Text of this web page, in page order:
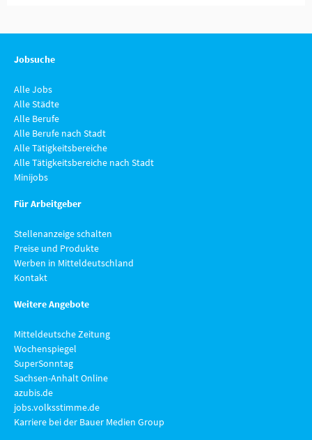
Jobsuche
Alle Jobs
Alle Städte
Alle Berufe
Alle Berufe nach Stadt
Alle Tätigkeitsbereiche
Alle Tätigkeitsbereiche nach Stadt
Minijobs
Für Arbeitgeber
Stellenanzeige schalten
Preise und Produkte
Werben in Mitteldeutschland
Kontakt
Weitere Angebote
Mitteldeutsche Zeitung
Wochenspiegel
SuperSonntag
Sachsen-Anhalt Online
azubis.de
jobs.volksstimme.de
Karriere bei der Bauer Medien Group